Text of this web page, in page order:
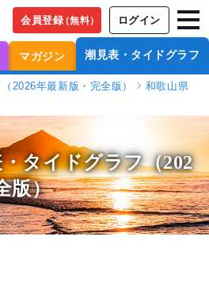
会員登録（無料） ログイン
マガジン 潮見表・タイドグラフ
2026年最新版・完全版）
和歌山県
・タイドグラフ（202
版）